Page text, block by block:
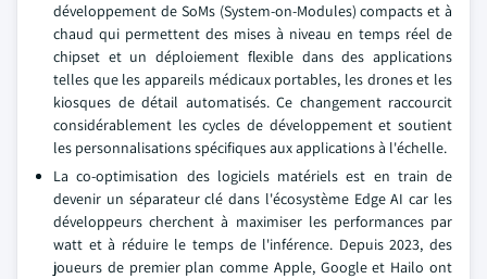
développement de SoMs (System-on-Modules) compacts et à
chaud qui permettent des mises à niveau en temps réel de
chipset et un déploiement flexible dans des applications
telles que les appareils médicaux portables, les drones et les
kiosques de détail automatisés. Ce changement raccourcit
considérablement les cycles de développement et soutient
les personnalisations spécifiques aux applications à l'échelle.
La co-optimisation des logiciels matériels est en train de
devenir un séparateur clé dans l'écosystème Edge AI car les
développeurs cherchent à maximiser les performances par
watt et à réduire le temps de l'inférence. Depuis 2023, des
joueurs de premier plan comme Apple, Google et Hailo ont